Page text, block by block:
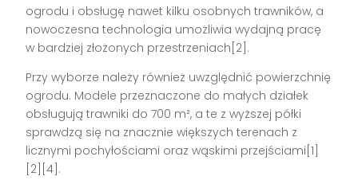
ogrodu i obsługę nawet kilku osobnych trawników, a
nowoczesna technologia umożliwia wydajną pracę
w bardziej złożonych przestrzeniach[2].
Przy wyborze należy również uwzględnić powierzchnię
ogrodu. Modele przeznaczone do małych działek
obsługują trawniki do 700 m², a te z wyższej półki
sprawdzą się na znacznie większych terenach z
licznymi pochyłościami oraz wąskimi przejściami[1]
[2][4].